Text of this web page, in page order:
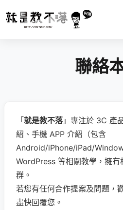
聯絡
「 就是教不落」專注於 3C 產
紹、手機 APP 介紹（包含
Android/iPhone/iPad/
WordPress 等相關教學，擁有
群。
若您有任何合作提案及問題，
盡快回覆您。